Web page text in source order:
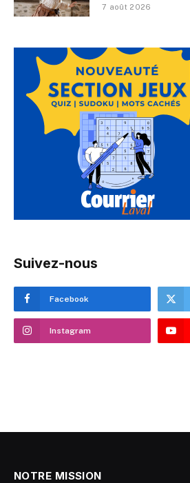
7 août 2026
Suivez-nous
Facebook
Instagram
NOTRE MISSION